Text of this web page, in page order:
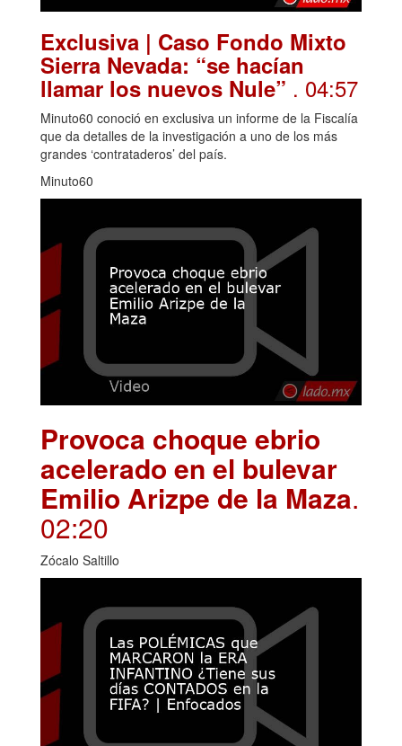
Exclusiva | Caso Fondo Mixto
Sierra Nevada: “se hacían
llamar los nuevos Nule” . 04:57
Minuto60 conoció en exclusiva un informe de la Fiscalía
que da detalles de la investigación a uno de los más
grandes ‘contrataderos’ del país.
Minuto60
Provoca choque ebrio
acelerado en el bulevar
Emilio Arizpe de la Maza.
02:20
Zócalo Saltillo